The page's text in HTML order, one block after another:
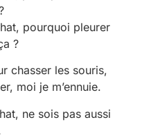
pourquoi pleurer
?
chasser les souris,
moi je m’ennuie.
ne sois pas aussi